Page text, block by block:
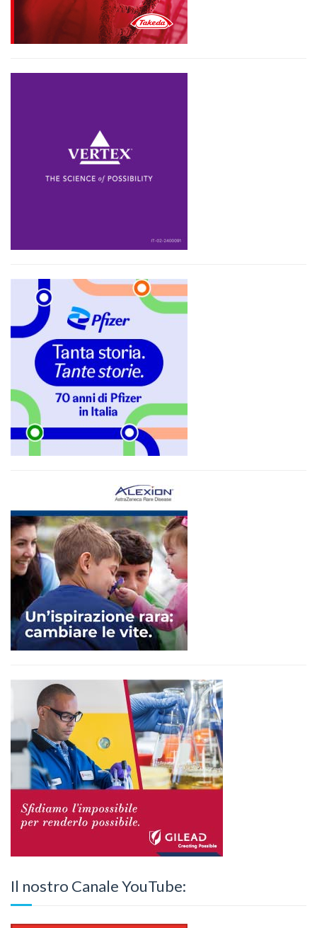
Il nostro Canale YouTube: